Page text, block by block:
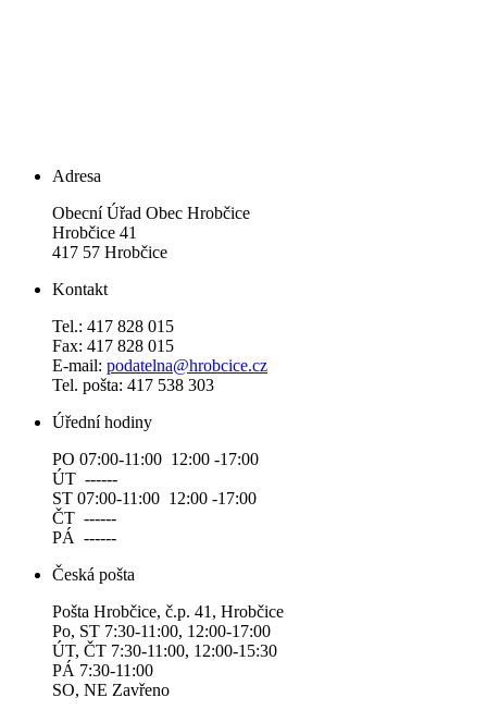
Adresa
Obecní Úřad Obec Hrobčice
Hrobčice 41
417 57 Hrobčice
Kontakt
Tel.: 417 828 015
Fax: 417 828 015
E-mail: podatelna@hrobcice.cz
Tel. pošta: 417 538 303
Úřední hodiny
PO 07:00-11:00 12:00 -17:00
ÚT ------
ST 07:00-11:00 12:00 -17:00
ČT ------
PÁ ------
Česká pošta
Pošta Hrobčice, č.p. 41, Hrobčice
Po, ST 7:30-11:00, 12:00-17:00
ÚT, ČT 7:30-11:00, 12:00-15:30
PÁ 7:30-11:00
SO, NE Zavřeno